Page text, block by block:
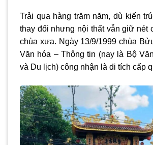
Trải qua hàng trăm năm, dù kiến
thay đổi nhưng nội thất vẫn giữ nét
chùa xưa. Ngày 13/9/1999 chùa
Văn hóa – Thông tin (nay là Bộ
và Du lịch) công nhận là di tích cấp